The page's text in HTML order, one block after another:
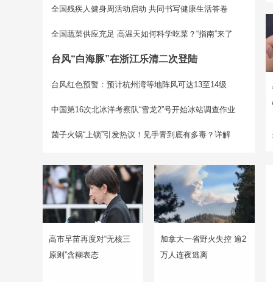
全国残疾人健身周活动启动 共同书写健康生活答卷
全国蔬菜供应充足 高温天如何科学吃菜？“指南”来了
台风“白海豚”在浙江乐清二次登陆
台风红色预警：预计杭州湾等地阵风可达13至14级
中国第16次北冰洋考察队“雪龙2”号开始冰站调查作业
菌子火锅“上锁”引发热议！见手青到底有多毒？详解
高市早苗再度对“无核三
原则”含糊表态
加拿大一省野火失控 逾2
万人连夜逃离